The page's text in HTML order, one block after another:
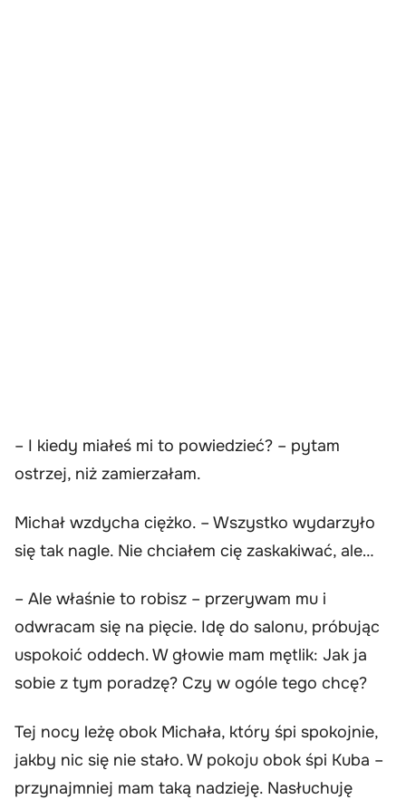
– I kiedy miałeś mi to powiedzieć? – pytam
ostrzej, niż zamierzałam.
Michał wzdycha ciężko. – Wszystko wydarzyło
się tak nagle. Nie chciałem cię zaskakiwać, ale…
– Ale właśnie to robisz – przerywam mu i
odwracam się na pięcie. Idę do salonu, próbując
uspokoić oddech. W głowie mam mętlik: Jak ja
sobie z tym poradzę? Czy w ogóle tego chcę?
Tej nocy leżę obok Michała, który śpi spokojnie,
jakby nic się nie stało. W pokoju obok śpi Kuba –
przynajmniej mam taką nadzieję. Nasłuchuję